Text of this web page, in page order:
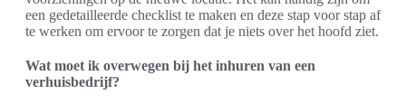
een gedetailleerde checklist te maken en deze stap voor stap af
te werken om ervoor te zorgen dat je niets over het hoofd ziet.
Wat moet ik overwegen bij het inhuren van een
verhuisbedrijf?